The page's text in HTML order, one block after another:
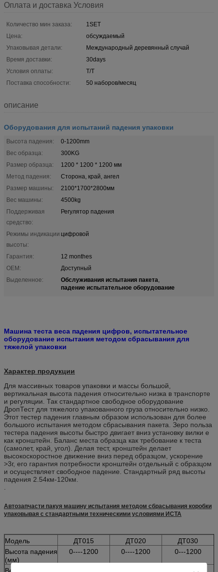
Оплата и доставка Условия
Количество мин заказа:
1SET
Цена:
обсуждаемый
Упаковывая детали:
Международный деревянный случай
Время доставки:
30days
Условия оплаты:
T/T
Поставка способности:
50 наборов/месяц
описание
Оборудования для испытаний падения упаковки
Высота падения:
0-1200mm
Вес образца:
300KG
Размер образца:
1200 * 1200 * 1200 мм
Метод падения:
Сторона, край, ангел
Размер машины:
2100*1700*2800мм
Вес машины:
4500kg
Поддерживая
средство:
Регулятор падения
Режимы индикации
высоты:
цифровой
Гарантия:
12 monthes
OEM:
Доступный
Выделенное:
Обслуживания испытания пакета,
падение испытательное оборудование
Машина теста веса падения цифров, испытательное
оборудование испытания методом сбрасывания для
тяжелой упаковки
Характер продукции
Для массивных товаров упаковки и массы большой,
вертикальная высота падения относительно низка в транспорте
и регуляции. Так стандартное свободное оборудование
ДропТест для тяжелого упакованного груза относительно низко.
Этот тестер падения главным образом использован для более
большого испытания методом сбрасывания пакета. Зеро польза
тестера падения высоты быстро двигает вниз установку вилки е
как кронштейн. Баланс места образца как требование к теста
(самолет, край, угол). Делая тест, кронштейн делает
высокоскоростное движение вниз перед образцом, ускорение
>3г, его гарантия потребности кронштейн отдельный с образцом
и осуществляет свободное падение. Стандартный ряд высоты
падения 2.54км-120км.
Автозапчасти пакуя машину испытания методом сбрасывания коробки
упаковывая с стандартными техническими условиями ИСТА
Модель ДТ015 ДТ020
ДТ030
Высота падения
(мм)
0----1200 0----1200 0---1200